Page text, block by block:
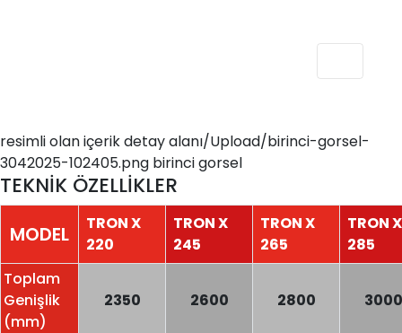
resimli olan içerik detay alanı/Upload/birinci-gorsel-
3042025-102405.png birinci gorsel
TEKNİK ÖZELLİKLER
MODEL
TRON X
220
TRON X
245
TRON X
265
TRON X
285
Toplam
Genişlik
(mm)
2350 2600 2800 3000